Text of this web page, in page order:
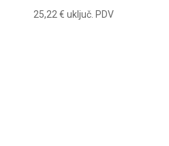
25,22€ uključ. PDV